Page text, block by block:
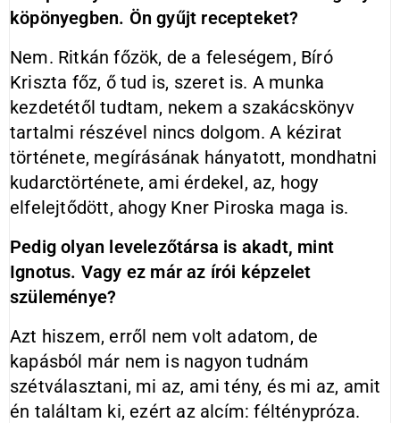
köpönyegben. Ön gyűjt recepteket?
Nem. Ritkán főzök, de a feleségem, Bíró
Kriszta főz, ő tud is, szeret is. A munka
kezdetétől tudtam, nekem a szakácskönyv
tartalmi részével nincs dolgom. A kézirat
története, megírásának hányatott, mondhatni
kudarctörténete, ami érdekel, az, hogy
elfelejtődött, ahogy Kner Piroska maga is.
Pedig olyan levelezőtársa is akadt, mint
Ignotus. Vagy ez már az írói képzelet
szüleménye?
Azt hiszem, erről nem volt adatom, de
kapásból már nem is nagyon tudnám
szétválasztani, mi az, ami tény, és mi az, amit
én találtam ki, ezért az alcím: félténypróza.